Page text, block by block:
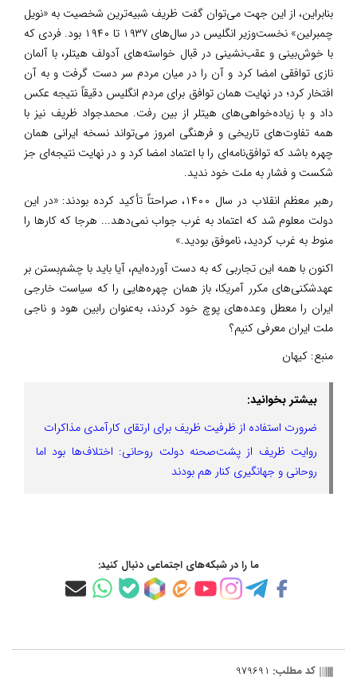
بنابراین‌، از این جهت می‌توان گفت ظریف شبیه‌ترین شخصیت به «نویل
چمبرلین» نخست‌وزیر انگلیس در سال‌های ۱۹۳۷ تا ۱۹۴۰ بود. فردی که
با خوش‌بینی و عقب‌نشینی در قبال خواسته‌های آدولف هیتلر، با آلمان
نازی توافقی امضا کرد و آن را در میان مردم سر دست گرفت و به آن
افتخار کرد؛ در نهایت همان توافق برای مردم انگلیس دقیقاً نتیجه عکس
داد و با زیاده‌خواهی‌های هیتلر از بین رفت. محمدجواد ظریف نیز با
همه تفاوت‌های تاریخی و فرهنگی امروز می‌تواند نسخه ایرانی همان
چهره باشد که توافق‌نامه‌ای را با اعتماد امضا کرد و در نهایت نتیجه‌ای جز
شکست و فشار به ملت خود ندید.
رهبر معظم انقلاب در سال ۱۴۰۰، صراحتاً تأکید کرده بودند: «در این
دولت معلوم شد که اعتماد به غرب جواب نمی‌دهد... هرجا که کارها را
منوط به غرب کردید، ناموفق بودید.»
اکنون با همه این تجاربی که به دست آورده‌ایم‌، آیا باید با چشم‌بستن بر
عهدشکنی‌های مکرر آمریکا، باز همان چهره‌هایی را که سیاست خارجی
ایران را معطل وعده‌های پوچ خود کردند، به‌عنوان رابین هود و ناجی
ملت ایران معرفی کنیم؟
منبع: کیهان
بیشتر بخوانید:
ضرورت استفاده از ظرفیت ظریف برای ارتقای کارآمدی مذاکرات
روایت ظریف از پشت‌صحنه دولت روحانی: اختلاف‌ها بود اما
روحانی و جهانگیری کنار هم بودند
ما را در شبکه‌های اجتماعی دنبال کنید:
کد مطلب: 979691